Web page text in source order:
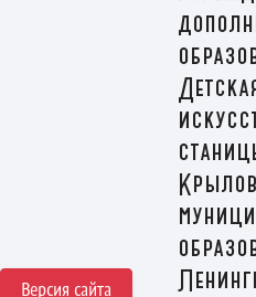
Версия сайта